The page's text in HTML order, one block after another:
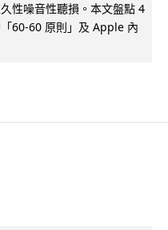
性噪音性聽損。本文盤點 4
60-60 原則」及 Apple 內